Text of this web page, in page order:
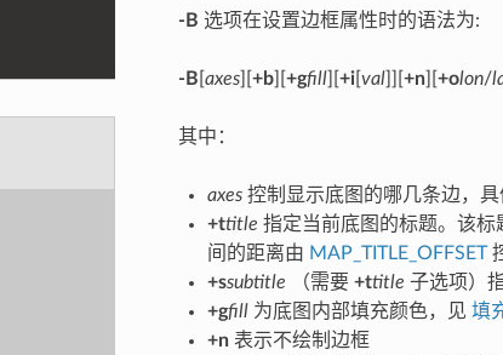
-B 选项在设置边框属性时的语法为:
-B axes][ +b][ +gfill][ +i[ val]][ +n][ +olon/
其中：
axes控制显示底图的哪几条边，
+ttitle 指定当前底图的标题。该
间的距离由 MAP_TITLE_OFFSET
+ssubtitle （需要 +ttitle 子选项）
+gfill为底图内部填充颜色，见 填
+n表示不绘制边框